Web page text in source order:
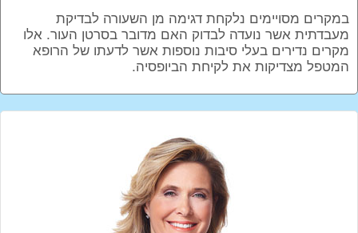
במקרים מסויימים נלקחת דגימה מן השעורה לבדיקת
מעבדתית אשר נועדה לבדוק האם מדובר בסרטן העור. אלו
מקרים נדירים בעלי סיבות נוספות אשר לדעתו של הרופא
המטפל מצדיקות את לקיחת הביופסיה.